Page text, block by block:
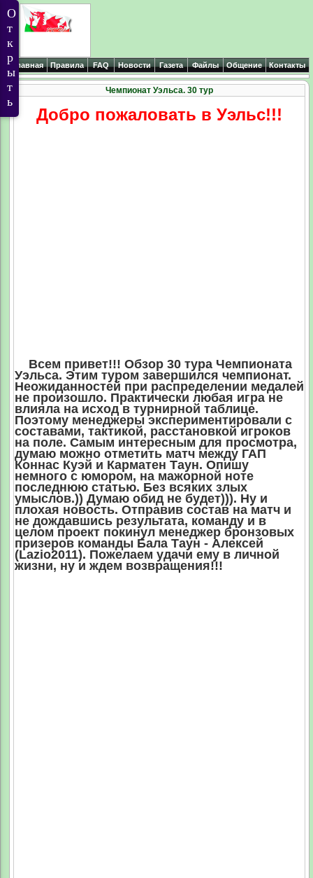
Главная Правила FAQ Новости Газета Файлы Общение Контакты
Чемпионат Уэльса. 30 тур
Добро пожаловать в Уэльс!!!
Всем привет!!! Обзор 30 тура Чемпионата
Уэльса. Этим туром завершился чемпионат.
Неожиданностей при распределении медалей
не произошло. Практически любая игра не
влияла на исход в турнирной таблице.
Поэтому менеджеры экспериментировали с
составами, тактикой, расстановкой игроков
на поле. Самым интересным для просмотра,
думаю можно отметить матч между ГАП
Коннас Куэй и Карматен Таун. Опишу
немного с юмором, на мажорной ноте
последнюю статью. Без всяких злых
умыслов.)) Думаю обид не будет))). Ну и
плохая новость. Отправив состав на матч и
не дождавшись результата, команду и в
целом проект покинул менеджер бронзовых
призеров команды Бала Таун - Алексей
(Lazio2011). Пожелаем удачи ему в личной
жизни, ну и ждем возвращения!!!